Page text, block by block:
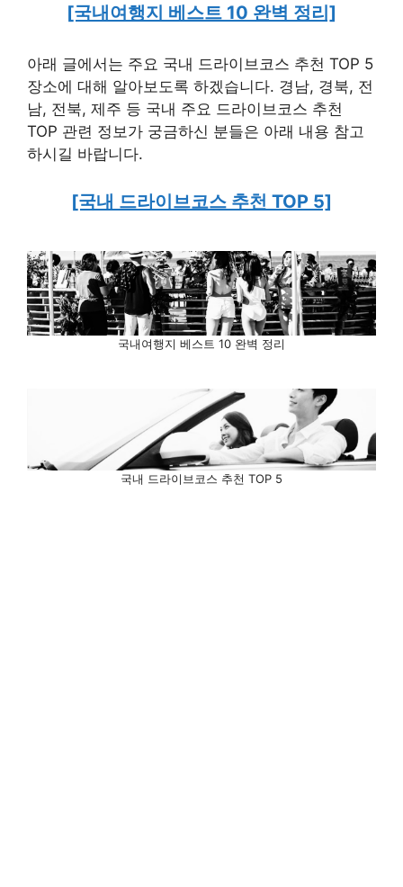
[국내여행지 베스트 10 완벽 정리]
아래 글에서는 주요 국내 드라이브코스 추천 TOP 5
장소에 대해 알아보도록 하겠습니다. 경남, 경북, 전
남, 전북, 제주 등 국내 주요 드라이브코스 추천
TOP 관련 정보가 궁금하신 분들은 아래 내용 참고
하시길 바랍니다.
[국내 드라이브코스 추천 TOP 5]
국내여행지 베스트 10 완벽 정리
국내 드라이브코스 추천 TOP 5